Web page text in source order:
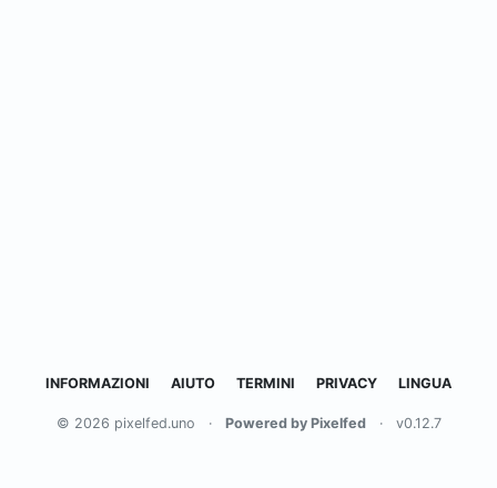
INFORMAZIONI AIUTO TERMINI PRIVACY LINGUA
© 2026 pixelfed.uno · Powered by Pixelfed · v0.12.7